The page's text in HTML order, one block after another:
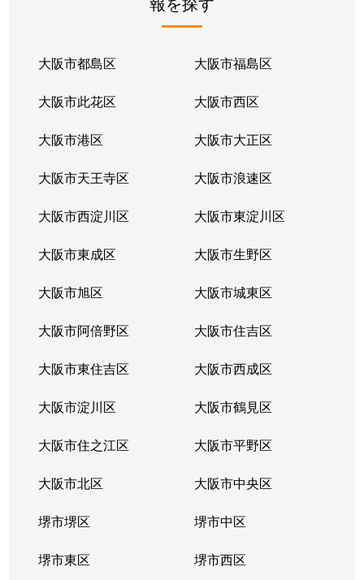
2,700万円
牧落
牧落
箕面
箕面
箕面
箕面
箕面
3,000万円 箕面
箕面
3,900万円 箕面
箕面
箕面
大阪市都島区 大阪市福島区
大阪市此花区 大阪市西区
大阪市港区 大阪市大正区
大阪市天王寺区 大阪市浪速区
大阪市西淀川区 大阪市東淀川区
大阪市東成区 大阪市生野区
大阪市旭区 大阪市城東区
大阪市阿倍野区 大阪市住吉区
大阪市東住吉区 大阪市西成区
大阪市淀川区 大阪市鶴見区
大阪市住之江区 大阪市平野区
大阪市北区 大阪市中央区
堺市堺区 堺市中区
堺市東区 堺市西区